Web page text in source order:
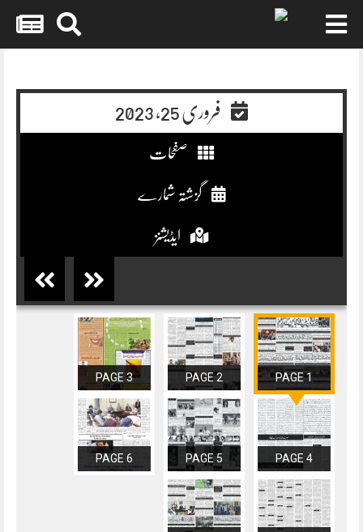
فروری 25, 2023
صفحات
گزشتہ شمارے
ایڈیشنز
PAGE 1
PAGE 2
PAGE 3
PAGE 4
PAGE 5
PAGE 6